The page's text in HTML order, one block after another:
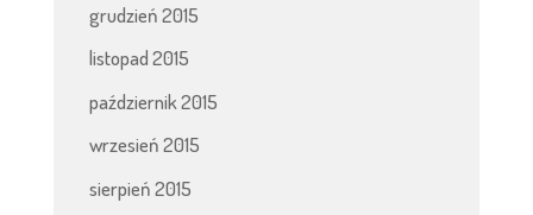
grudzień 2015
listopad 2015
październik 2015
wrzesień 2015
sierpień 2015